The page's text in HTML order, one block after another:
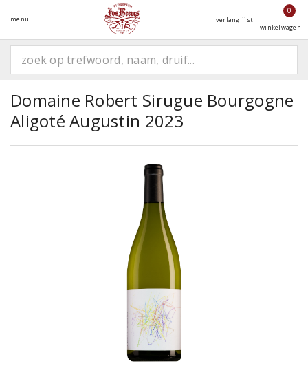
menu verlanglijst
0
winkelwagen
Domaine Robert Sirugue Bourgogne
Aligoté Augustin 2023